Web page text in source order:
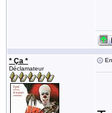
* Ça *
Déclamateur